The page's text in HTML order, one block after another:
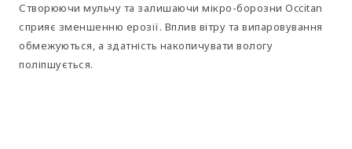
Створюючи мульчу та залишаючи мікро-борозни Occitan
сприяє зменшенню ерозії. Вплив вітру та випаровування
обмежуються, а здатність накопичувати вологу
поліпшується.